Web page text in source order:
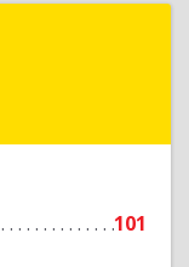
101
Луки г,